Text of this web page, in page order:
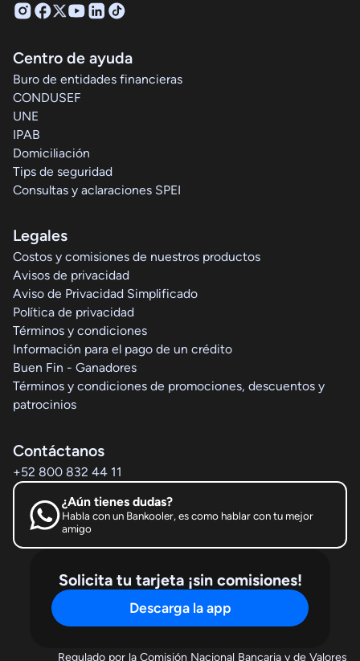
Centro de ayuda
Buro de entidades financieras
CONDUSEF
UNE
IPAB
Domiciliación
Tips de seguridad
Consultas y aclaraciones SPEI
Legales
Costos y comisiones de nuestros productos
Avisos de privacidad
Aviso de Privacidad Simplificado
Política de privacidad
Términos y condiciones
Información para el pago de un crédito
Buen Fin - Ganadores
Términos y condiciones de promociones, descuentos y
patrocinios
Contáctanos
+52 800 832 44 11
¿Aún tienes dudas?
Habla con un Bankooler, es como hablar con tu mejor
amigo
Solicita tu tarjeta ¡sin comisiones!
Descarga la app
Regulado por la Comisión Nacional Bancaria y de Valores